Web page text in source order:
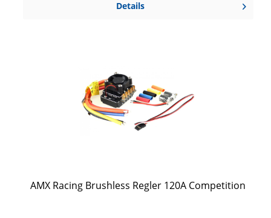
Details
AMX Racing Brushless Regler 120A Competition